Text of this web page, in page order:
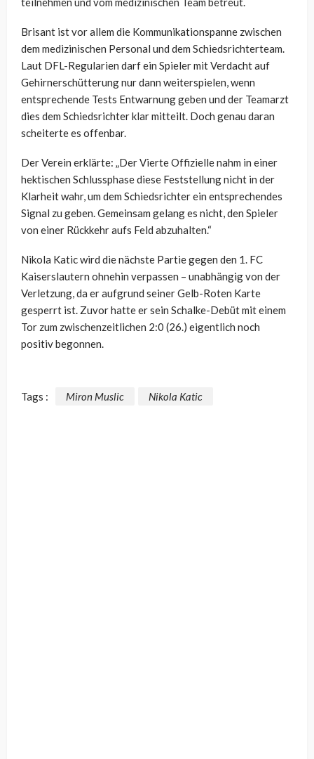
Brisant ist vor allem die Kommunikationspanne zwischen
dem medizinischen Personal und dem Schiedsrichterteam.
Laut DFL-Regularien darf ein Spieler mit Verdacht auf
Gehirnerschütterung nur dann weiterspielen, wenn
entsprechende Tests Entwarnung geben und der Teamarzt
dies dem Schiedsrichter klar mitteilt. Doch genau daran
scheiterte es offenbar.
Der Verein erklärte: „Der Vierte Offizielle nahm in einer
hektischen Schlussphase diese Feststellung nicht in der
Klarheit wahr, um dem Schiedsrichter ein entsprechendes
Signal zu geben. Gemeinsam gelang es nicht, den Spieler
von einer Rückkehr aufs Feld abzuhalten.“
Nikola Katic wird die nächste Partie gegen den 1. FC
Kaiserslautern ohnehin verpassen – unabhängig von der
Verletzung, da er aufgrund seiner Gelb-Roten Karte
gesperrt ist. Zuvor hatte er sein Schalke-Debüt mit einem
Tor zum zwischenzeitlichen 2:0 (26.) eigentlich noch
positiv begonnen.
Tags : Miron Muslic Nikola Katic